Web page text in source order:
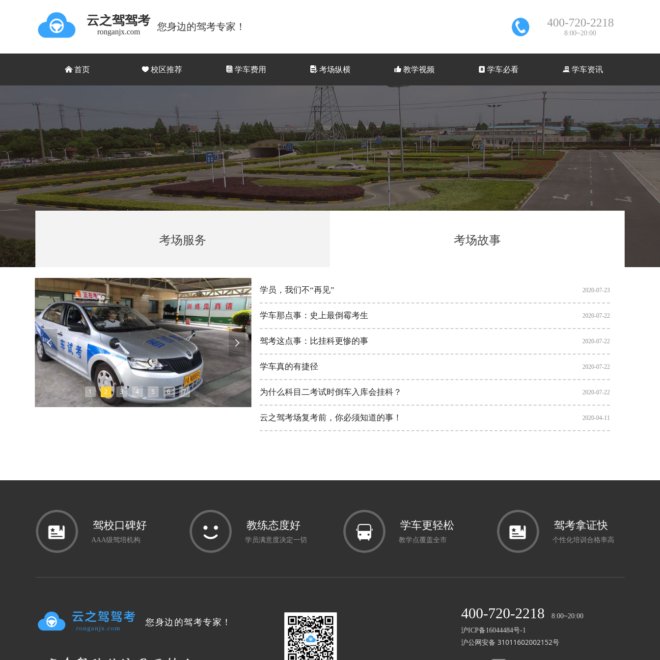
400-720-2218
8:00~20:00
您身边的驾考专家！
云之驾驾考
ronganjx.com
낀 首页 끢 校区推荐 뀴 学车费用 넖考场纵横 뀗 教学视频 낇 学车必看 끉 学车资讯
考场服务 考场故事
2020-07-23
学员，我们不“再见”
2020-07-22
学车那点事：史上最倒霉考生
2020-07-22
驾考这点事：比挂科更惨的事
2020-07-22
学车真的有捷径
2020-07-22
为什么科目二考试时倒车入库会挂科？
2020-04-11
云之驾考场复考前，你必须知道的事！
1 2 3 4 5 6 7
넳 넲
400-720-2218
8:00~20:00
沪ICP备16044484号-1
沪公网安备 31011602002152号
您身边的驾考专家！
个性化培训合格率高
驾考拿证快
教学点覆盖全市
学车更轻松
学员满意度决定一切
教练态度好
AAA级驾培机构
驾校口碑好